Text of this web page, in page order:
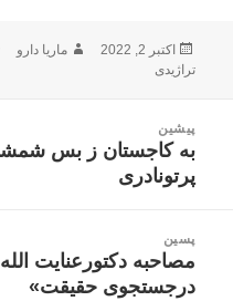
ارسال
شده
اکتبر 2, 2022 نویسنده
ماریا دارو
تراژیدی
نوشتهپیشین
نوشته
قبلی:
به کاجستان ز بس
پرتونادری
پسین
نوشته
بعدی:
مصاحبه دکتورعنایت
درجستجوی حقیقت»